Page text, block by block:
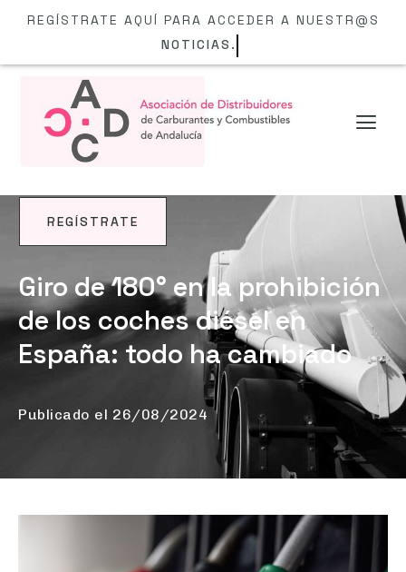
REGÍSTRATE AQUÍ PARA ACCEDER A NUESTR@S
NOTICIAS.
REGÍSTRATE
NOTICIAS
Giro de 180° en la prohibición
de los coches diésel en
España: todo ha cambiado
Publicado el 26/08/2024